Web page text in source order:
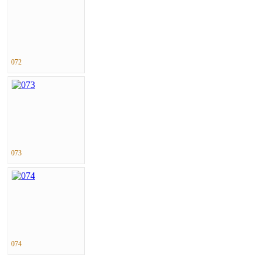
072
073
074